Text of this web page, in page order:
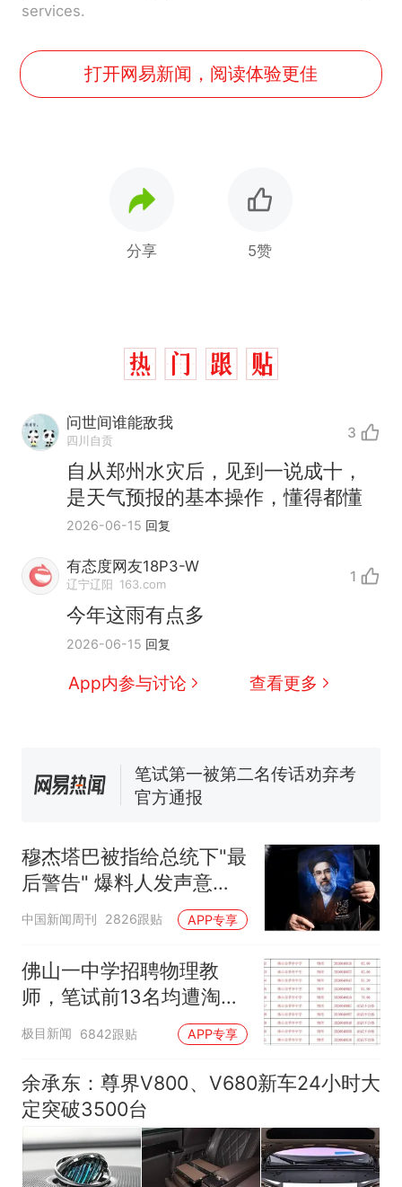
services.
打开网易新闻，阅读体验更佳
分享 5赞
问世间谁能敌我
四川自贡 3
自从郑州水灾后，见到一说成十，
是天气预报的基本操作，懂得都懂
2026-06-15 回复
有态度网友18P3-W
辽宁辽阳 163.com 1
今年这雨有点多
2026-06-15 回复
App内参与讨论 查看更多
热
那个在床头放菜刀的女孩，
因老师一句“跟我回家”改写了
人生
新 费大厨“全国小炒肉大王”称
笔试第一被第二名传话劝弃考
官方通报
试前13名均遭淘汰？教育局：
已叫停招聘，成立调查组全面
核查
享界G9车型预售价公布：
43.98万起
热
那个在床头放菜刀的女孩，
人生
穆杰塔巴被指给总统下"最
后警告" 爆料人发声意味
深长
中国新闻周刊 2826跟贴 APP专享
佛山一中学招聘物理教
师，笔试前13名均遭淘
汰？教育局：已叫停招
聘，成立调查组全面核查
极目新闻 6842跟贴 APP专享
余承东：尊界V800、V680新车24小时大
定突破3500台